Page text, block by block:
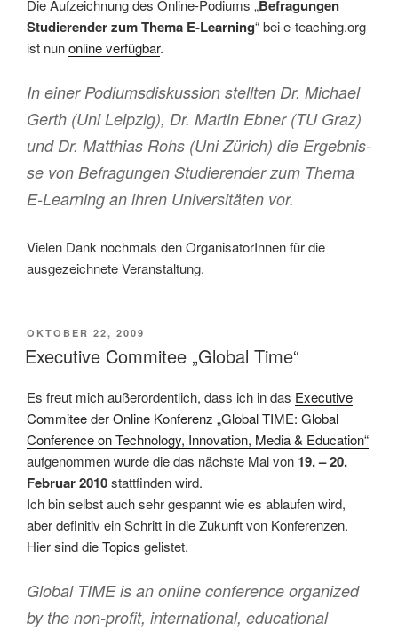
Die Aufzeichnung des Online-Podiums „Befragungen
Studierender zum Thema E-Learning“ bei e-teaching.org
ist nunonline verfügbar.
In einer Po­diums­dis­­kussion stellten Dr. Mi­chael
Gerth (Uni Leipzig), Dr. Mar­tin Eb­ner (TU Graz)
und Dr. Matthias Rohs (Uni Zü­rich) die Ergebnis­
se von Be­fra­gun­gen Studierender zum The­ma
E-Lear­ning an ihren Universitäten vor.
Vielen Dank nochmals den OrganisatorInnen für die
ausgezeichnete Veranstaltung.
VERÖFFENTLICHT
AM
OKTOBER 22, 2009
Executive Commitee „Global Time“
Es freut mich außerordentlich, dass ich in das Executive
CommiteederOnline Konferenz „Global TIME: Global
Conference on Technology, Innovation, Media & Education“
aufgenommen wurde die das nächste Mal von 19. – 20.
Februar 2010stattfinden wird.
Ich bin selbst auch sehr gespannt wie es ablaufen wird,
aber definitiv ein Schritt in die Zukunft von Konferenzen.
Hier sind dieTopics gelistet.
Global TIME is an online conference organized
by the non-profit, international, educational